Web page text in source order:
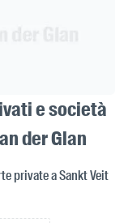
e società
der Glan
private a Sankt Veit